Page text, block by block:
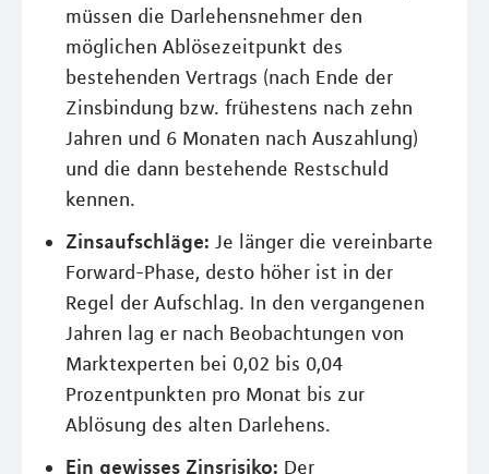
müssen die Darlehensnehmer den
möglichen Ablösezeitpunkt des
bestehenden Vertrags (nach Ende der
Zinsbindung bzw. frühestens nach zehn
Jahren und 6 Monaten nach Auszahlung)
und die dann bestehende Restschuld
kennen.
Zinsaufschläge: Je länger die vereinbarte
Forward-Phase, desto höher ist in der
Regel der Aufschlag. In den vergangenen
Jahren lag er nach Beobachtungen von
Marktexperten bei 0,02 bis 0,04
Prozentpunkten pro Monat bis zur
Ablösung des alten Darlehens.
Ein gewisses Zinsrisiko: Der